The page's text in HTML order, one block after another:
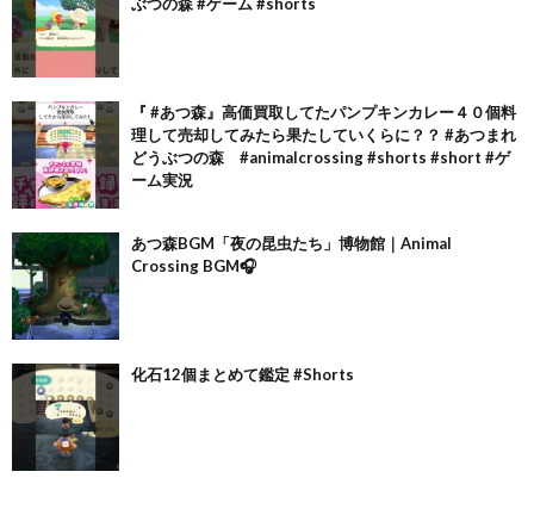
『 #あつ森』高価買取してたパンプキンカレー４０個料
理して売却してみたら果たしていくらに？？ #あつまれ
どうぶつの森 #animalcrossing #shorts #short #ゲ
ーム実況
あつ森BGM「夜の昆虫たち」博物館｜Animal
Crossing BGM🎧
化石12個まとめて鑑定 #Shorts